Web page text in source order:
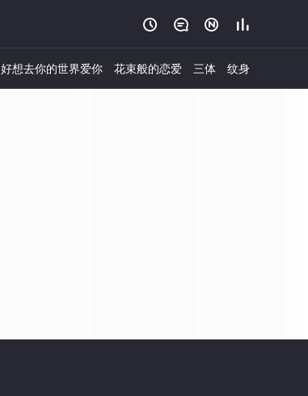
   
好想去你的世界爱你 花束般的恋爱 三体 纹身